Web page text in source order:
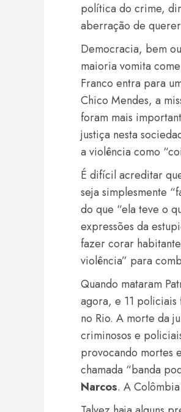
política do crime,
aberração de
Democracia, bem
maioria vomita
Franco entra para
Chico Mendes, a
foram mais
justiça nesta
a violência como
É difícil acreditar
seja simplesmente
do que “ela teve o
expressões da
fazer corar
violência” para
Quando mataram
agora, e 11 policiais
no Rio. A morte da
criminosos e
provocando mortes
chamada “banda
Narcos. A